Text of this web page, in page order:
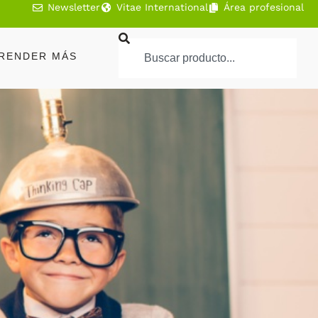
Newsletter Vitae International Área profesional
MÁS